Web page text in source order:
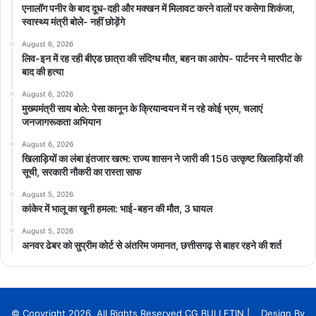
भावना सर्वोच्च है और प्रधानमंत्री नरेंद्र मोदी के नेतृत्व में देश विश्व में नई पहचान
बना रहा है।
प्रदेश संगठन महामंत्री पवन साय ने संगठनात्मक गतिविधियों और आगामी
कार्ययोजना की समीक्षा करते हुए सतत प्रवास, कार्यों की निगरानी और चुनावी
एनालॉग पनीर के बाद दूध-दही और मक्खन में मिलावट करने वालों पर कसेगा शिकंजा,
स्वास्थ्य मंत्री बोले- नहीं छोड़ेंगे
August 6, 2026
लिव-इन में रह रही बीएड छात्रा की संदिग्ध मौत, बहन का आरोप- पार्टनर ने मारपीट के
बाद की हत्या
August 6, 2026
मुख्यमंत्री साय बोले: पेसा कानून के क्रियान्वयन में न रहे कोई भ्रम, चलाएं
जनजागरूकता अभियान
August 6, 2026
खिलाड़ियों का लंबा इंतजार खत्म: राज्य शासन ने जारी की 156 उत्कृष्ट खिलाड़ियों की
सूची, सरकारी नौकरी का रास्ता साफ
August 5, 2026
कांकेर में भालू का खूनी हमला: भाई-बहन की मौत, 3 घायल
August 5, 2026
अनवर ढेबर को सुप्रीम कोर्ट से अंतरिम जमानत, छत्तीसगढ़ से बाहर रहने की शर्त
© Copyright 2026, All Rights Reserved CG BULLETIN | Design By